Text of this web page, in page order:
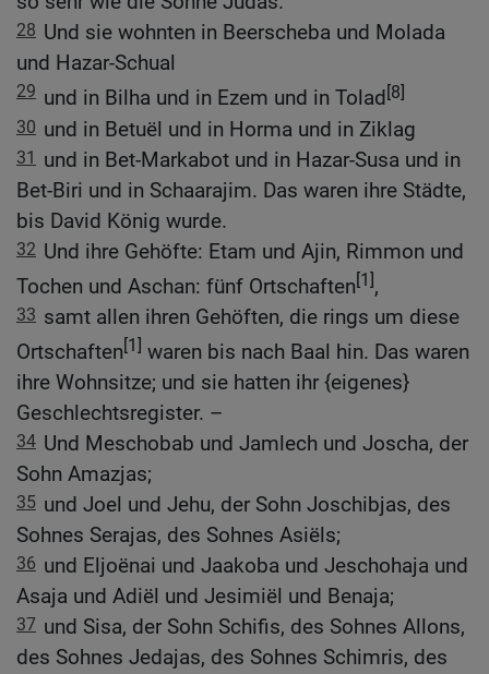
28 Und sie wohnten in Beerscheba und Molada
und Hazar-Schual
29 und in Bilha und in Ezem und in Tolad[8]
30 und in Betuël und in Horma und in Ziklag
31 und in Bet-Markabot und in Hazar-Susa und in
Bet-Biri und in Schaarajim. Das waren ihre Städte,
bis David König wurde.
32 Und ihre Gehöfte: Etam und Ajin, Rimmon und
Tochen und Aschan: fünf Ortschaften[1],
33 samt allen ihren Gehöften, die rings um diese
Ortschaften[1] waren bis nach Baal hin. Das waren
ihre Wohnsitze; und sie hatten ihr {eigenes}
Geschlechtsregister. –
34 Und Meschobab und Jamlech und Joscha, der
Sohn Amazjas;
35 und Joel und Jehu, der Sohn Joschibjas, des
Sohnes Serajas, des Sohnes Asiëls;
36 und Eljoënai und Jaakoba und Jeschohaja und
Asaja und Adiël und Jesimiël und Benaja;
37 und Sisa, der Sohn Schifis, des Sohnes Allons,
des Sohnes Jedajas, des Sohnes Schimris, des